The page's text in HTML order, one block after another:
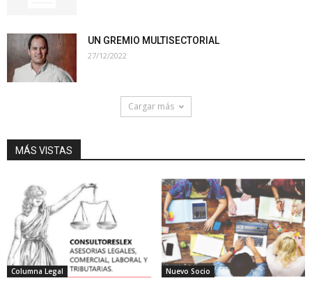
UN GREMIO MULTISECTORIAL
27/12/2022
Cargar más
MÁS VISTAS
Columna Legal Nuevo Socio